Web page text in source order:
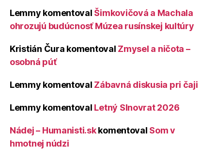
Lemmy komentoval Šimkovičová a Machala
ohrozujú budúcnosť Múzea rusínskej kultúry
Kristián Čura komentoval Zmysel a ničota –
osobná púť
Lemmy komentoval Zábavná diskusia pri čaji
Lemmy komentoval Letný Slnovrat 2026
Nádej – Humanisti.skkomentoval Som v
hmotnej núdzi